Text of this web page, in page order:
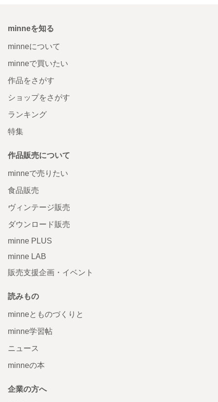
minneを知る
minneについて
minneで買いたい
作品をさがす
ショップをさがす
ランキング
特集
作品販売について
minneで売りたい
食品販売
ヴィンテージ販売
ダウンロード販売
minne PLUS
minne LAB
販売支援企画・イベント
読みもの
minneとものづくりと
minne学習帖
ニュース
minneの本
企業の方へ